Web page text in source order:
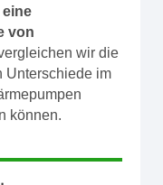
eine
von
wir die
Unterschiede im
können.